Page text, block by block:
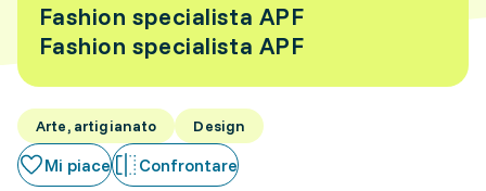
Fashion specialista APF
Fashion specialista APF
Arte, artigianato Design
Mi piace Confrontare